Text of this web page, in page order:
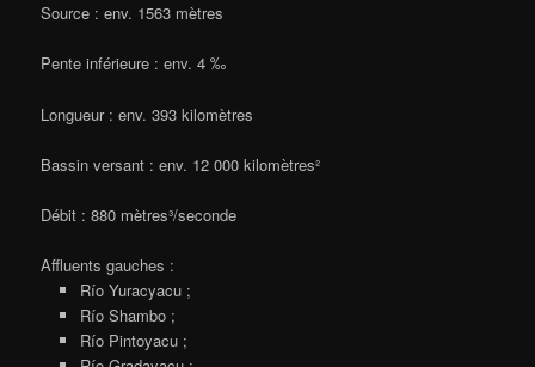
Source : env. 1563 mètres
Pente inférieure : env. 4 ‰
Longueur : env. 393 kilomètres
Bassin versant : env. 12 000 kilomètres²
Débit : 880 mètres³/seconde
Affluents gauches :
Río Yuracyacu ;
Río Shambo ;
Río Pintoyacu ;